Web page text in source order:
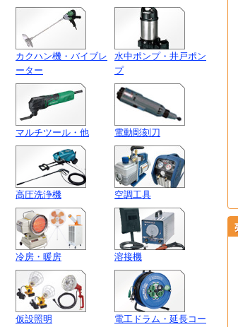
カクハン機・バイブレ
ーター
水中ポンプ・井戸ポン
プ
マルチツール・他 電動彫刻刀
高圧洗浄機 空調工具
冷房・暖房 溶接機
仮設照明
電工ドラム・延長コー